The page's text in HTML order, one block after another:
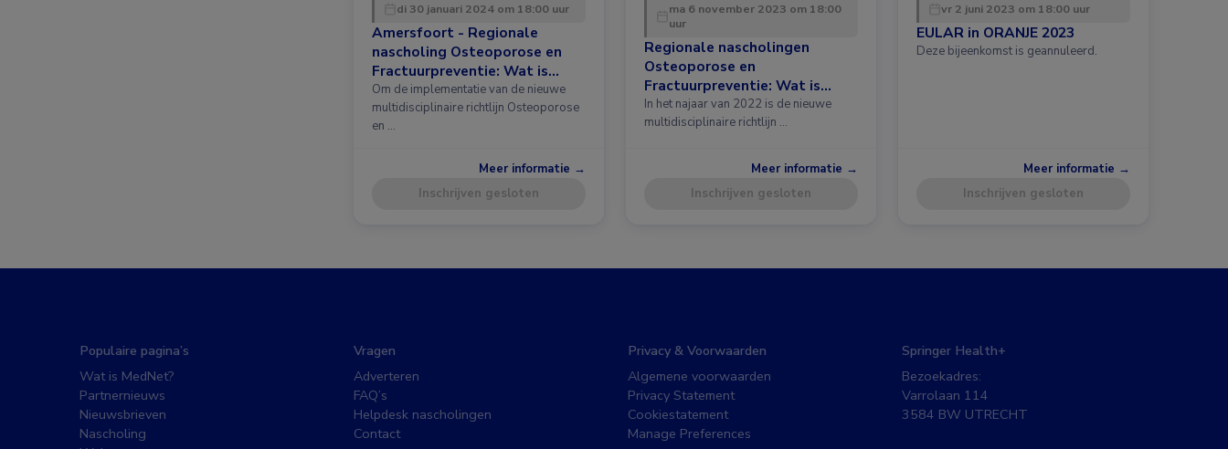
di 30 januari 2024 om 18:00 uur
Amersfoort - Regionale
nascholing Osteoporose en
Fractuurpreventie: Wat is
nieuw in de richtlijn?
Om de implementatie van de nieuwe
multidisciplinaire richtlijn Osteoporose
en …
Meer informatie →
Inschrijven gesloten
ma 6 november 2023 om 18:00
uur
Regionale nascholingen
Osteoporose en
Fractuurpreventie: Wat is
nieuw in de richtlijn?
In het najaar van 2022 is de nieuwe
multidisciplinaire richtlijn …
Meer informatie →
Inschrijven gesloten
vr 2 juni 2023 om 18:00 uur
EULAR in ORANJE 2023
Deze bijeenkomst is geannuleerd.
Meer informatie →
Inschrijven gesloten
Populaire pagina’s
Wat is MedNet?
Partnernieuws
Nieuwsbrieven
Nascholing
Vragen
Adverteren
FAQ’s
Helpdesk nascholingen
Contact
Privacy & Voorwaarden
Algemene voorwaarden
Privacy Statement
Cookiestatement
Manage Preferences
Springer Health+
Bezoekadres:
Varrolaan 114
3584 BW UTRECHT